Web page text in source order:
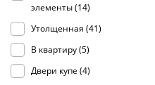
элементы (14)
Утолщенная (41)
В квартиру (5)
Двери купе (4)